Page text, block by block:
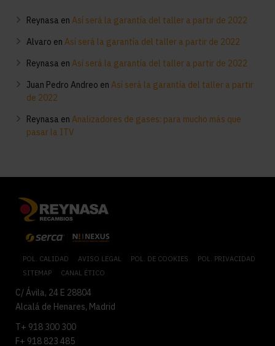
Reynasa en Así será la garantía del taller a partir de 2022
Alvaro en Así será la garantía del taller a partir de 2022
Reynasa en Así será la garantía del taller a partir de 2022
Juan Pedro Andreo en Así será la garantía del taller a partir
de 2022
Reynasa en Analizadores de gases: para mucho más que
pasar la ITV
POL. CALIDAD AVISO LEGAL POL. DE COOKIES
POL. PRIVACIDAD
SITEMAP
CANAL ÉTICO
C/ Ávila, 24 E 28804
Alcalá de Henares, Madrid
T+ 918 300 300
F+ 918 823 485